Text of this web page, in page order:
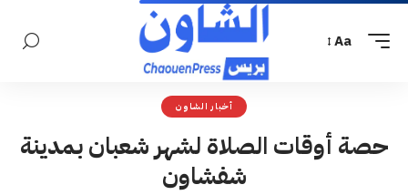
Aa
أخبار الشاون
حصة أوقات الصلاة لشهر شعبان بمدينة
شفشاون